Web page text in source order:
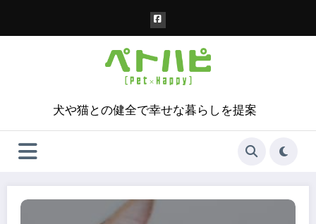
犬や猫との健全で幸せな暮らしを提案